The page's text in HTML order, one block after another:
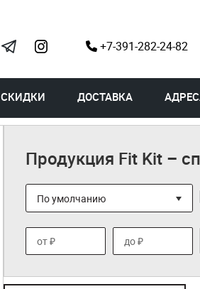
+7-391-282-24-82
СКИДКИ ДОСТАВКА
Продукция Fit Kit –